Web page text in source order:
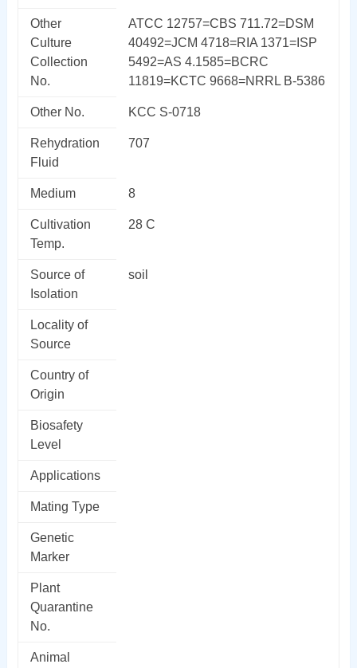
Other
Culture
Collection
No.
ATCC 12757=CBS 711.72=DSM
40492=JCM 4718=RIA 1371=ISP
5492=AS 4.1585=BCRC
11819=KCTC 9668=NRRL B-5386
Other No. KCC S-0718
Rehydration
Fluid
707
Medium 8
Cultivation
Temp.
28 C
Source of
Isolation
soil
Locality of
Source
Country of
Origin
Biosafety
Level
Applications
Mating Type
Genetic
Marker
Plant
Quarantine
No.
Animal